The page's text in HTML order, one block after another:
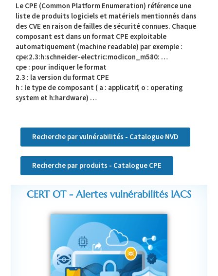
Le CPE (Common Platform Enumeration) référence une
liste de produits logiciels et matériels mentionnés dans
des CVE en raison de failles de sécurité connues. Chaque
composant est dans un format CPE exploitable
automatiquement (machine readable) par exemple :
cpe:2.3:h:schneider-electric:modicon_m580: …
cpe : pour indiquer le format
2.3 : la version du format CPE
h : le type de composant ( a : applicatif, o : operating
system et h:hardware) …
Recherche par vulnérabilités - Catalogue NVD
Recherche par produits - Catalogue CPE
CERT OT - Alertes vulnérabilités IACS